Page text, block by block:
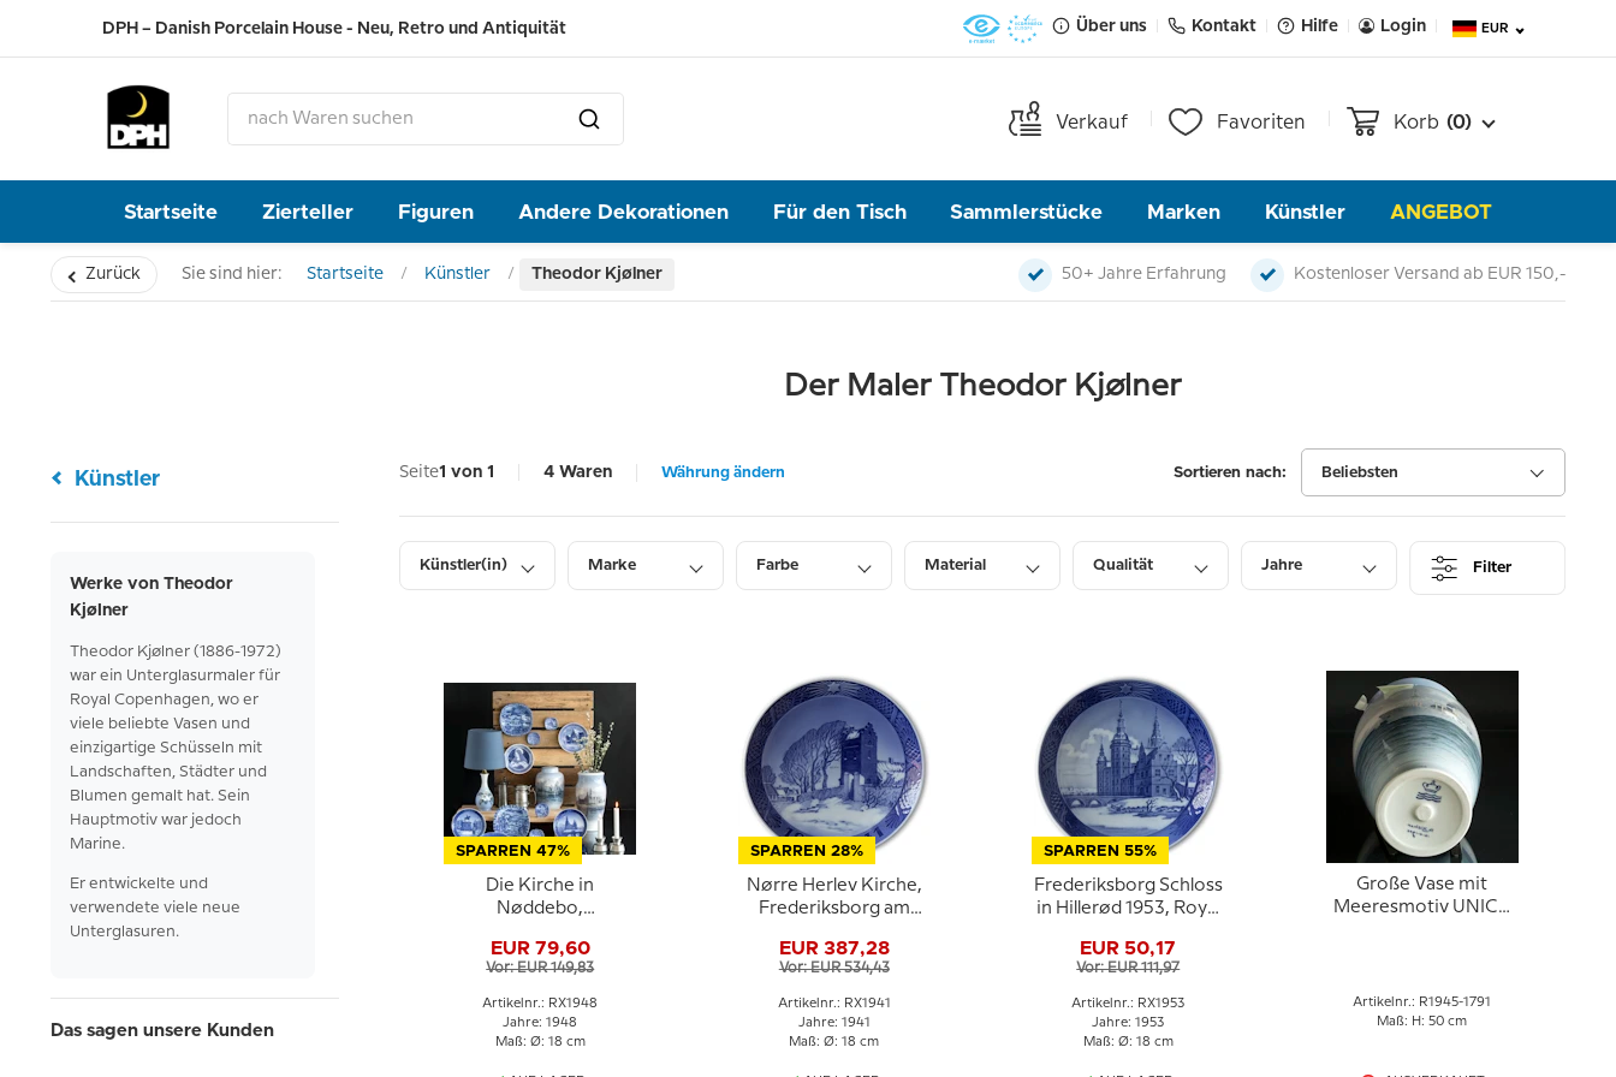
DPH – Danish Porcelain House - Neu, Retro und Antiquität Über uns Kontakt Hilfe Login EUR
Verkauf Favoriten Korb (0)
Startseite Zierteller Figuren Andere Dekorationen Für den Tisch Sammlerstücke Marken Künstler ANGEBOT
Zurück Sie sind hier: Startseite Künstler Theodor Kjølner 50+ Jahre Erfahrung Kostenloser Versand ab EUR 150,-
Künstler
Werke von Theodor
Kjølner
Theodor Kjølner (1886-1972)
war ein Unterglasurmaler für
Royal Copenhagen, wo er
viele beliebte Vasen und
einzigartige Schüsseln mit
Landschaften, Städter und
Blumen gemalt hat. Sein
Hauptmotiv war jedoch
Marine.
Er entwickelte und
verwendete viele neue
Unterglasuren.
Das sagen unsere Kunden
Der Maler Theodor Kjølner
Seite1 von 1 4 Waren Währung ändern Sortieren nach: Beliebsten
Künstler(in) Marke Farbe Material Qualität Jahre Filter
SPARREN 47%
Die Kirche in
Nøddebo,
Royal Copenhagen
Weihnachtsteller
EUR 79,60
Vor: EUR 149,83
Artikelnr.: RX1948
Jahre: 1948
Maß: Ø: 18 cm
SPARREN 28%
Nørre Herlev Kirche,
Frederiksborg am
Copenhagen
Weihnachtsteller
EUR 387,28
Vor: EUR 534,43
Artikelnr.: RX1941
Jahre: 1941
Maß: Ø: 18 cm
SPARREN 55%
Frederiksborg Schloss
in Hillerød 1953, Royal
Weihnachtsteller
EUR 50,17
Vor: EUR 111,97
Artikelnr.: RX1953
Jahre: 1953
Maß: Ø: 18 cm
Große Vase mit
Meeresmotiv UNICA
Artikelnr.: R1945-1791
Maß: H: 50 cm